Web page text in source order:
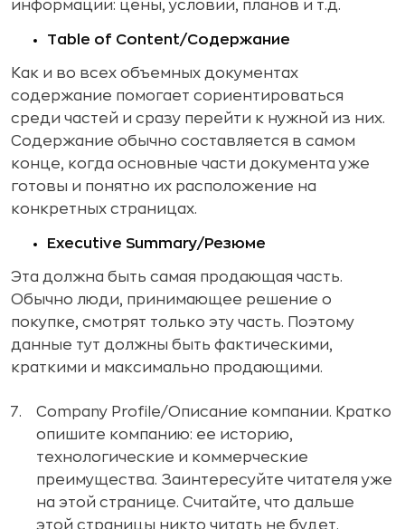
информации: цены, условий, планов и т.д.
Table of Content/Содержание
Как и во всех объемных документах
содержание помогает сориентироваться
среди частей и сразу перейти к нужной из них.
Содержание обычно составляется в самом
конце, когда основные части документа уже
готовы и понятно их расположение на
конкретных страницах.
Executive Summary/Резюме
Эта должна быть самая продающая часть.
Обычно люди, принимающее решение о
покупке, смотрят только эту часть. Поэтому
данные тут должны быть фактическими,
краткими и максимально продающими.
Company Profile/Описание компании. Кратко
опишите компанию: ее историю,
технологические и коммерческие
преимущества. Заинтересуйте читателя уже
на этой странице. Считайте, что дальше
этой страницы никто читать не будет.